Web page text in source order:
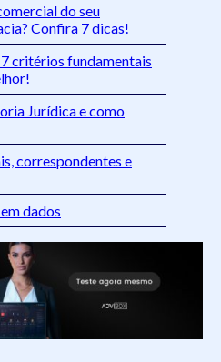
do seu
Confira 7 dicas!
critérios fundamentais
Jurídica e como
correspondentes e
dados